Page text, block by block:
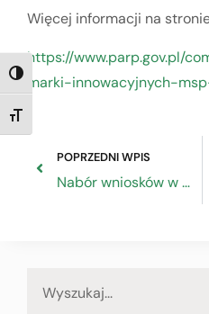
TOGGLE HIGH CONTRAST
TOGGLE FONT SIZE
Więcej informacji na stronie
https://www.parp.gov.pl/
marki-innowacyjnych-
POPRZEDNI WPIS
Nabór wniosków w ramach konkursu Rozwój Kompetencji Partnerów Społecznych